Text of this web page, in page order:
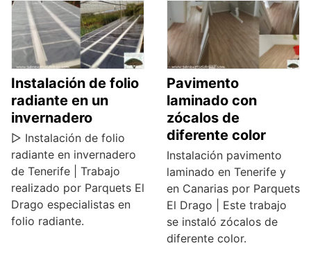
Instalación de folio
radiante en un
invernadero
▷ Instalación de folio
radiante en invernadero
de Tenerife | Trabajo
realizado por Parquets El
Drago especialistas en
folio radiante.
Pavimento
laminado con
zócalos de
diferente color
Instalación pavimento
laminado en Tenerife y
en Canarias por Parquets
El Drago | Este trabajo
se instaló zócalos de
diferente color.